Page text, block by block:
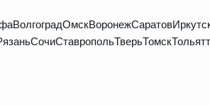
ВолгоградОмскВоронежСаратов
СочиСтавропольТверьТомск